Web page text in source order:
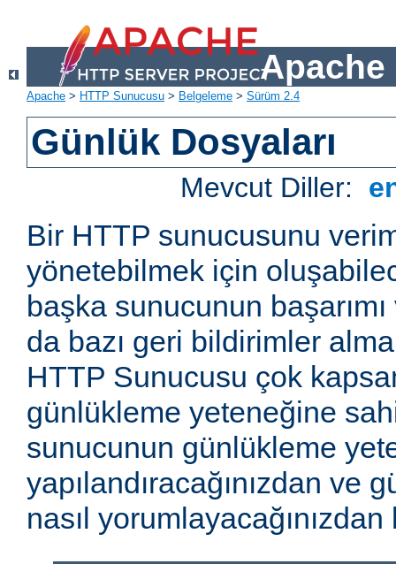
Apache
Apache > HTTP Sunucusu > Belgeleme > Sürüm 2.4
Günlük Dosyaları
Mevcut Diller:
Bir HTTP sunucusunu
yönetebilmek için
başka sunucunun
da bazı geri bildirimler
HTTP Sunucusu çok
günlükleme yeteneğine
sunucunun günlükleme
yapılandıracağınızdan ve
nasıl